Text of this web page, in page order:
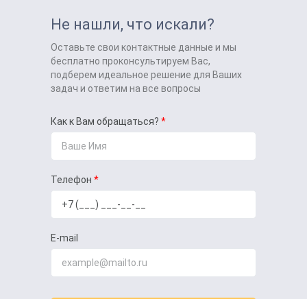
Не нашли, что искали?
Оставьте свои контактные данные и мы
бесплатно проконсультируем Вас,
подберем идеальное решение для Ваших
задач и ответим на все вопросы
Как к Вам обращаться?
Телефон
E-mail